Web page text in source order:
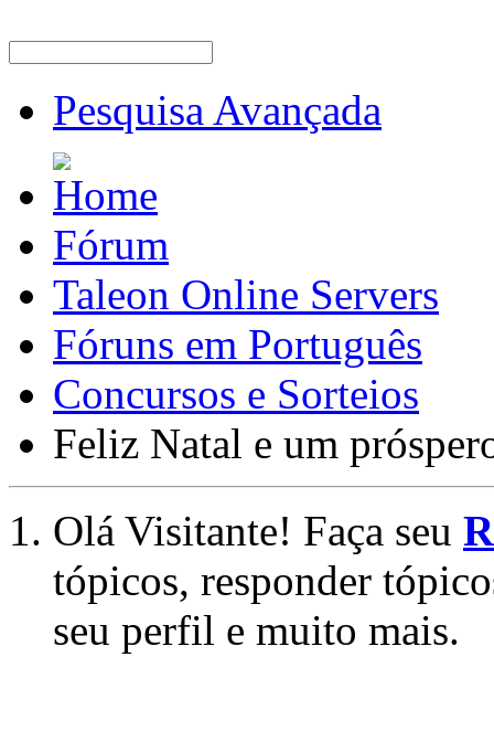
Pesquisa Avançada
Fórum
Taleon Online Servers
Fóruns em Português
Concursos e Sorteios
Feliz Natal e um
Olá Visitante! Faça seu
tópicos, responder
seu perfil e muito mais.